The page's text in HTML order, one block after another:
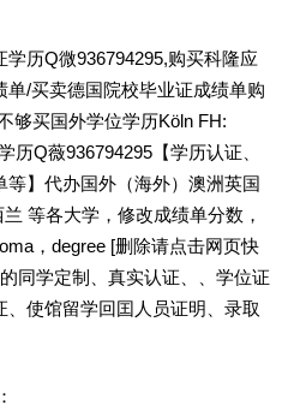
历Q微936794295,购买科隆应
单/买卖德国院校毕业证成绩单购
够买国外学位学历Köln FH:
历Q薇936794295【学历认证、
等】代办国外（海外）澳洲英国
等各大学，修改成绩单分数，
，degree [删除请点击网页快
同学定制、真实认证、、学位证
、使馆留学回囯人员证明、录取